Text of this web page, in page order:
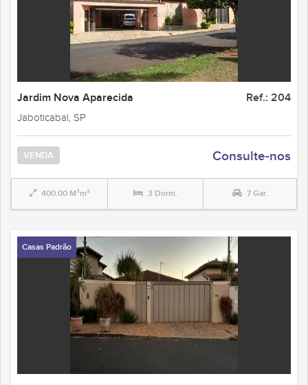
Jardim Nova Aparecida Ref.: 204
Jaboticabal, SP
VENDA Consulte-nos
400.00 M²m² 3 Dorm. 7 Gar.
Casas Padrão